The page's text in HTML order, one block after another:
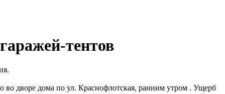
тентов
во дворе дома по ул. Краснофлотская, ранним утром . Ущерб